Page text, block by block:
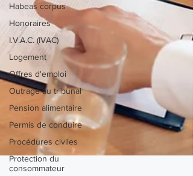
Habeas corpus
Honoraires
I.V.A.C. (IVAC)
Logement
Offres d'emploi
Outrage au tribunal
Pension alimentaire
Permis de conduire
Procédures civiles
Protection du
consommateur